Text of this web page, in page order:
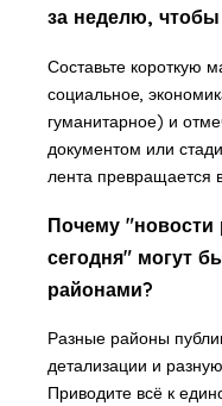
за неделю, чтобы
Составьте короткую
социальное,
гуманитарное) и
документом или
лента превращается
Почему "новости
сегодня" могут
районами?
Разные районы
детализации и
Приводите всё к